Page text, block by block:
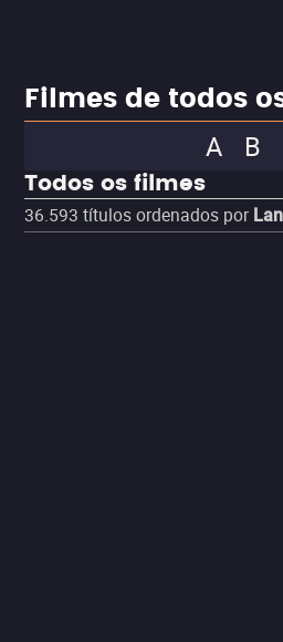
Filmes de todos
A B
Todos os filmes
36.593 títulos ordenados por